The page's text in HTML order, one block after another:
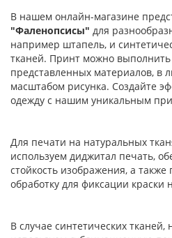
В нашем онлайн-магазине
"Фаленопсисы" для
например штапель, и
тканей. Принт можно выполнить
представленных материалов, в
масштабом рисунка. Создайте
одежду с нашим уникальным
Для печати на натуральных
используем диджитал печать,
стойкость изображения, а
обработку для фиксации краски
В случае синтетических